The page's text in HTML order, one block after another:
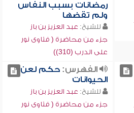
رمضانات بسبب النفاس
ولم تقضها
للشيخ: عبد العزيز بن باز
جزء من محاضرة ( فتاوى نور
على الدرب (310))
الفهرس:حكم لعن
الحيوانات
للشيخ: عبد العزيز بن باز
جزء من محاضرة ( فتاوى نور